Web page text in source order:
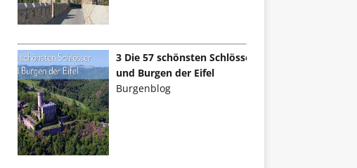
3 Die 57 schönsten Schlösser
und Burgen der Eifel
Burgenblog